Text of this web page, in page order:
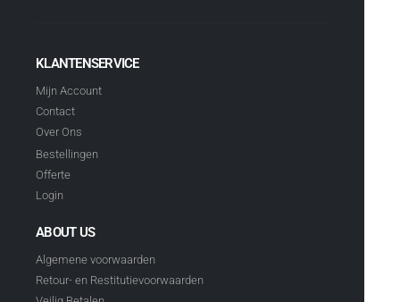
KLANTENSERVICE
Mijn Account
Contact
Over Ons
Bestellingen
Offerte
Login
ABOUT US
Algemene voorwaarden
Retour- en Restitutievoorwaarden